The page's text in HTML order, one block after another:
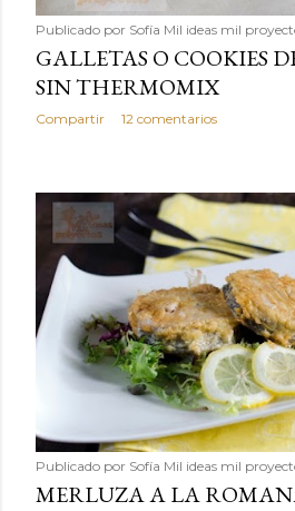
Publicado por Sofía Mil ideas mil
GALLETAS O COOKIES
SIN THERMOMIX
Compartir 12 comentarios
Publicado por Sofía Mil ideas mil
MERLUZA A LA